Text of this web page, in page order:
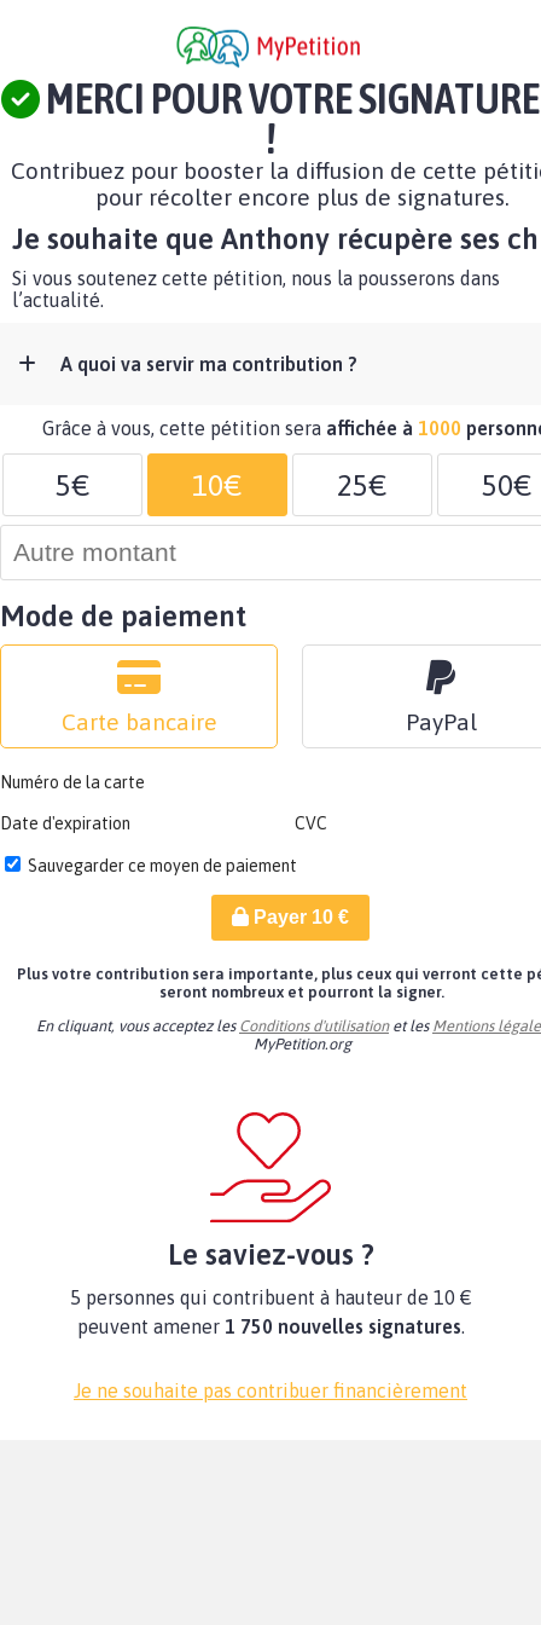
MERCI POUR VOTRE SIGNATURE
!
Contribuez pour booster la diffusion de cette
pour récolter encore plus de signatures.
Je souhaite que Anthony récupère ses
Si vous soutenez cette pétition, nous la pousserons dans
l’actualité.
A quoi va servir ma contribution ?
Grâce à vous, cette pétition sera affichée à 1000
5€ 10€ 25€ 50€
Mode de paiement
Carte bancaire PayPal
Numéro de la carte
Date d'expiration CVC
Sauvegarder ce moyen de paiement
Payer 10€
Plus votre contribution sera importante, plus ceux qui verront cette
seront nombreux et pourront la signer.
En cliquant, vous acceptez les Conditions d'utilisationet les Mentions
MyPetition.org
Le saviez-vous ?
5 personnes qui contribuent à hauteur de 10 €
peuvent amener 1 750 nouvelles signatures.
Je ne souhaite pas contribuer financièrement